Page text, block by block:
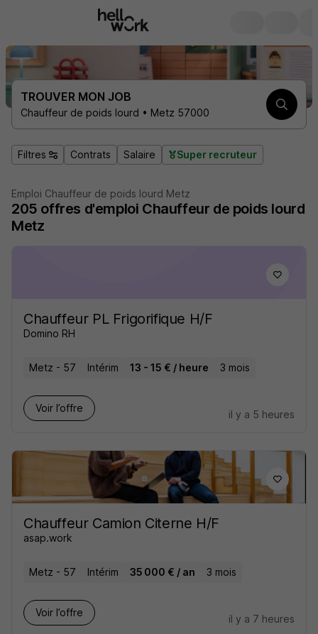
TROUVER MON JOB
Chauffeur de poids lourd • Metz 57000
Filtres Contrats Salaire Super recruteur
Emploi Chauffeur de poids lourd Metz
205 offres d'emploi Chauffeur de poids lourd
Metz
Chauffeur PL Frigorifique H/F
Domino RH
Metz - 57 Intérim 13 - 15 € / heure 3 mois
Voir l’offre
il y a 5 heures
Chauffeur Camion Citerne H/F
asap.work
Metz - 57 Intérim 35 000 € / an 3 mois
Voir l’offre
il y a 7 heures